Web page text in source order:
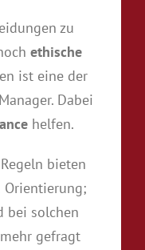
zu
ethische
ist eine der
Dabei
helfen.
bieten
bei solchen
gefragt